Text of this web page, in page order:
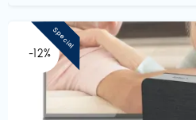
-12%
Special